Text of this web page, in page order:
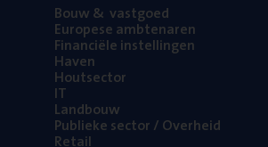
Bouw& vastgoed
Euro­pe­se ambtenaren
Finan­ci­ë­le instellingen
Haven
Hout­sec­tor
IT
Land­bouw
Publie­ke sec­tor / Overheid
Retail